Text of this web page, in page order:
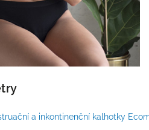
a inkontinenční kalhotky